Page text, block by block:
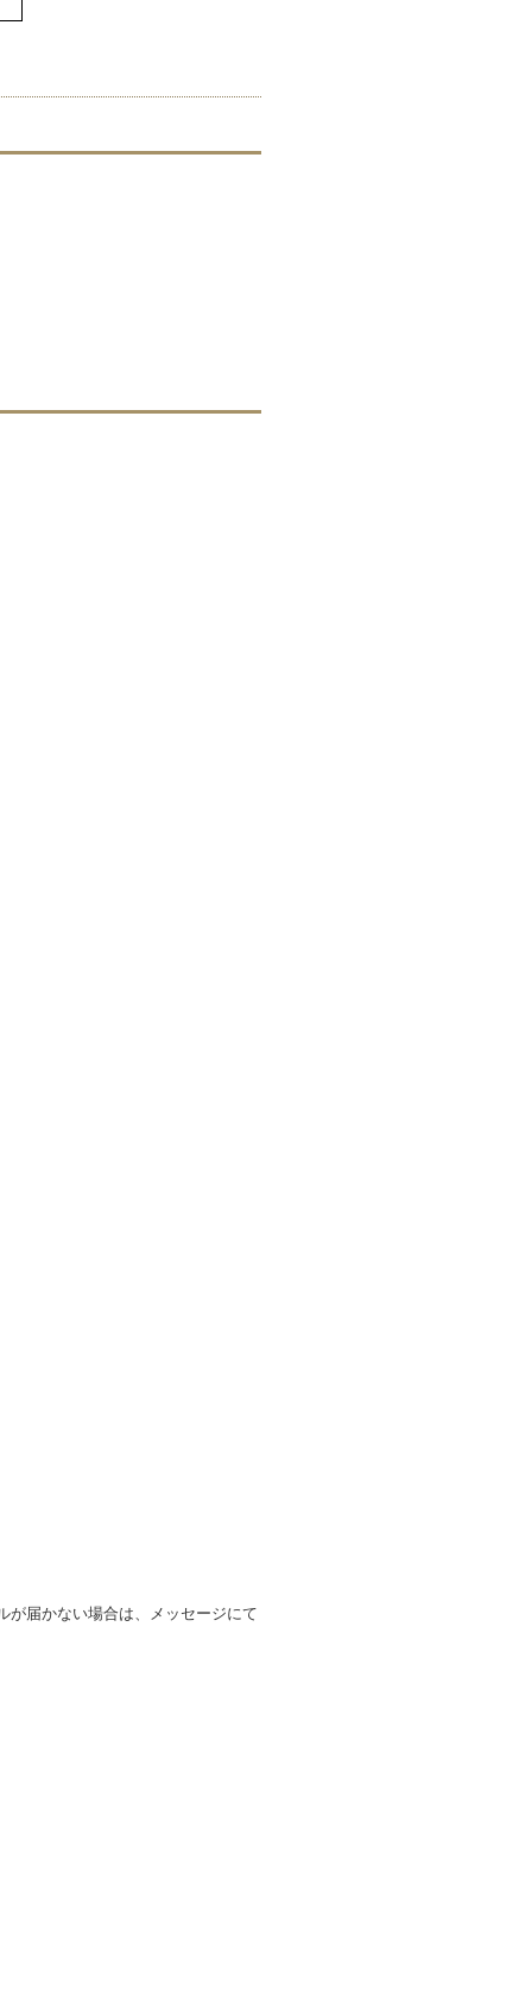
が届かない場合は、メッセージにて